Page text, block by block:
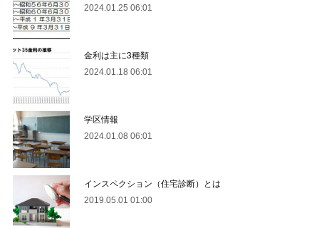
2024.01.25 06:01
金利は主に3種類
2024.01.18 06:01
学区情報
2024.01.08 06:01
インスペクション（住宅診断）とは
2019.05.01 01:00